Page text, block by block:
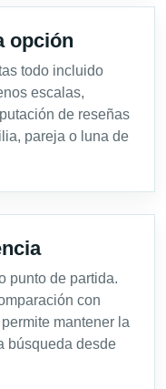
opción
todo incluido
escalas,
de reseñas
pareja o luna de
punto de partida.
con
mantener la
búsqueda desde